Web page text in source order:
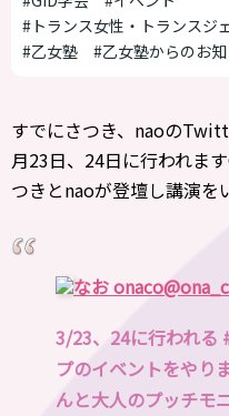
#トランス女性・トランスジ
#乙女塾
#乙女塾からのお
すでにさつき、naoの
月23日、24日に行われま
つきとnaoが登壇し講演を
なお onaco
3/23、24に行われる
プのイベントをやり
んと大人のプッチモ